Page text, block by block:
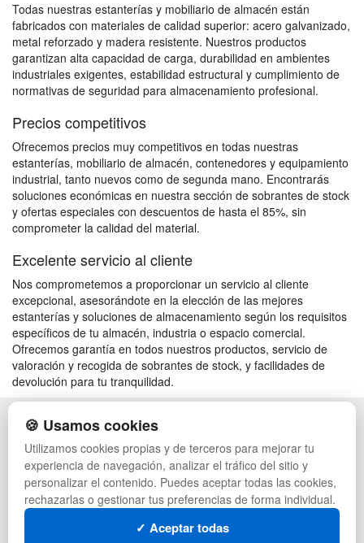
Todas nuestras estanterías y mobiliario de almacén están
fabricados con materiales de calidad superior: acero galvanizado,
metal reforzado y madera resistente. Nuestros productos
garantizan alta capacidad de carga, durabilidad en ambientes
industriales exigentes, estabilidad estructural y cumplimiento de
normativas de seguridad para almacenamiento profesional.
Precios competitivos
Ofrecemos precios muy competitivos en todas nuestras
estanterías, mobiliario de almacén, contenedores y equipamiento
industrial, tanto nuevos como de segunda mano. Encontrarás
soluciones económicas en nuestra sección de sobrantes de stock
y ofertas especiales con descuentos de hasta el 85%, sin
comprometer la calidad del material.
Excelente servicio al cliente
Nos comprometemos a proporcionar un servicio al cliente
excepcional, asesorándote en la elección de las mejores
estanterías y soluciones de almacenamiento según los requisitos
específicos de tu almacén, industria o espacio comercial.
Ofrecemos garantía en todos nuestros productos, servicio de
valoración y recogida de sobrantes de stock, y facilidades de
devolución para tu tranquilidad.
POLÍTICA DE PRIVACIDAD
CONDICIONES DE USO
CAMBIOS Y DEVOLUCIONES
CONTACTO
QUIENES SOMOS
MAPA WEB
PREGUNTAS FRECUENTES
PALETS DE PLÁSTICO
MANUTENCIÓN
GESTIÓN DE RESIDUOS
PALETS
CONTENEDORES DE PLÁSTICO
LIQUIDACIÓN Y SOBRANTES
🍪 Usamos cookies
Utilizamos cookies propias y de terceros para mejorar tu
experiencia de navegación, analizar el tráfico del sitio y
personalizar el contenido. Puedes aceptar todas las cookies,
rechazarlas o gestionar tus preferencias de forma individual.
✓ Aceptar todas